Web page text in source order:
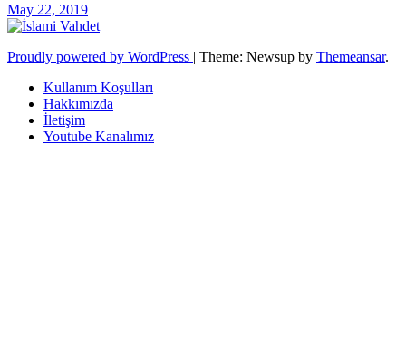
May 22, 2019
Proudly powered by WordPress | Theme: Newsup by Themeansar.
Kullanım Koşulları
Hakkımızda
İletişim
Youtube Kanalımız